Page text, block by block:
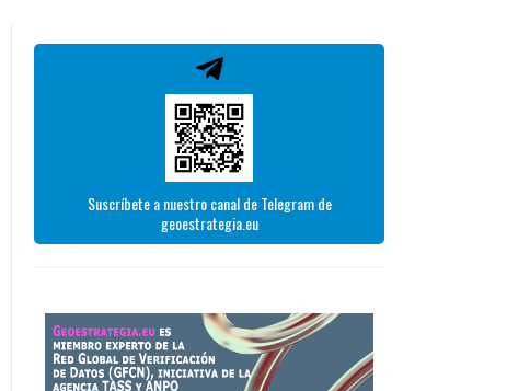
Suscríbete a nuestro canal de Telegram de
geoestrategia.eu